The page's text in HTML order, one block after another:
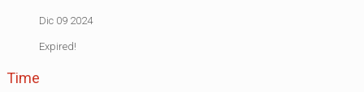
Dic 09 2024
Expired!
Time